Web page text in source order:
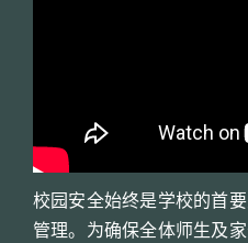
校园安全始终是学校的首
管理。为确保全体师生及